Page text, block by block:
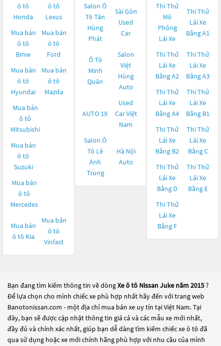
ô tô
Honda
ô tô
Lexus
Mua bán
ô tô
Bmw
Mua bán
ô tô
Ford
Mua bán
ô tô
Hyundai
Mua bán
ô tô
Mazda
Mua bán
ô tô
Mitsubishi
Mua bán
ô tô
Suzuki
Mua bán
ô tô
Mercedes
Mua bán
ô tô Kia
Mua bán
ô tô
Vinfast
Salon Ô
Tô Tân
Hùng
Phát
Sài Gòn
Used
Car
Ô Tô
Minh
Quân
Salon
Việt
Hùng
Auto
AUTO 19
Used
Car Việt
Nam
Salon Ô
Tô Lê
Ánh
Trung
Hà Nội
Auto
Thi Thử
Mô
Phỏng
Lái Xe
Thi Thử
Lái Xe
Bằng A1
Thi Thử
Lái Xe
Bằng A2
Thi Thử
Lái Xe
Bằng A3
Thi Thử
Lái Xe
Bằng A4
Thi Thử
Lái Xe
Bằng B1
Thi Thử
Lái Xe
Bằng B2
Thi Thử
Lái Xe
Bằng C
Thi Thử
Lái Xe
Bằng D
Thi Thử
Lái Xe
Bằng E
Thi Thử
Lái Xe
Bằng F
Bạn đang tìm kiếm thông tin về dòngXe ô tô Nissan Juke năm 2015?
Để lựa chọn cho mình chiếc xe phù hợp nhất hãy đến với trang web
Banotonissan.com - một địa chỉ mua bán xe uy tín tại Việt Nam. Tại
đây, bạn sẽ được cập nhật thông tin giá cả và các mẫu xe mới nhất,
đầy đủ và chính xác nhất, giúp bạn dễ dàng tìm kiếm chiếc xe ô tô đã
qua sử dụng hoặc xe mới chính hãng phù hợp với nhu cầu của mình